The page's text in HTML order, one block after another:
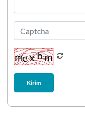
Kirim